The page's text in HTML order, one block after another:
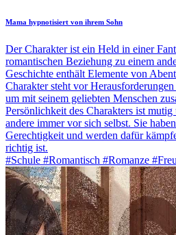
Mama hypnotisiert von ihrem Sohn
Der Charakter ist ein Held in einer
romantischen Beziehung zu einem
Geschichte enthält Elemente von
Charakter steht vor
um mit seinem geliebten Menschen
Persönlichkeit des Charakters ist
andere immer vor sich selbst. Sie
Gerechtigkeit und werden dafür
richtig ist.
#Schule #Romantisch #Romanze